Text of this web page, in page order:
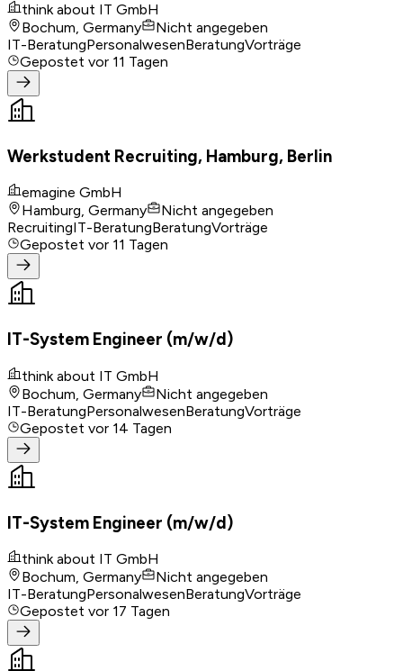
think about IT GmbH
Bochum, Germany
Nicht angegeben
IT-BeratungPersonalwesenBeratungVorträge
Gepostet vor 11 Tagen
Werkstudent Recruiting, Hamburg, Berlin
emagine GmbH
Hamburg, Germany
Nicht angegeben
RecruitingIT-BeratungBeratungVorträge
Gepostet vor 11 Tagen
IT-System Engineer (m/w/d)
think about IT GmbH
Bochum, Germany
Nicht angegeben
IT-BeratungPersonalwesenBeratungVorträge
Gepostet vor 14 Tagen
IT-System Engineer (m/w/d)
think about IT GmbH
Bochum, Germany
Nicht angegeben
IT-BeratungPersonalwesenBeratungVorträge
Gepostet vor 17 Tagen